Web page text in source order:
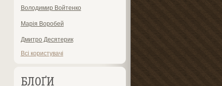
Володимир Войтенко
Марія Воробей
Дмитро Десятерик
Всі користувачі
БЛОҐИ